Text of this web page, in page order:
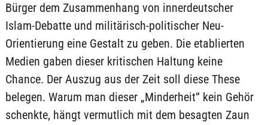
Bürger dem Zusammenhang von innerdeutscher
Islam-Debatte und militärisch-politischer Neu-
Orientierung eine Gestalt zu geben. Die etablierten
Medien gaben dieser kritischen Haltung keine
Chance. Der Auszug aus der Zeit soll diese These
belegen. Warum man dieser „Minderheit“ kein Gehör
schenkte, hängt vermutlich mit dem besagten Zaun